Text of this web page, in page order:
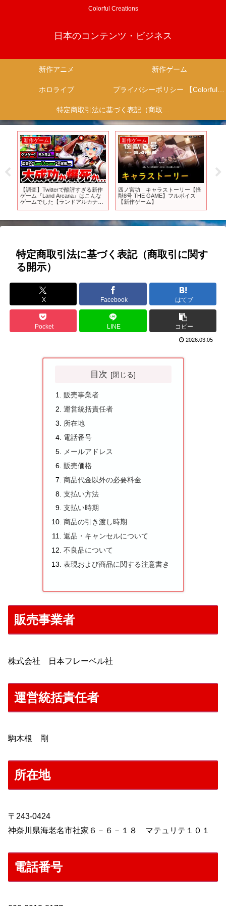
Colorful Creations
日本のコンテンツ・ビジネス
新作アニメ 新作ゲーム
ホロライブ プライバシーポリシー 【Colorful Creation】
特定商取引法に基づく表記（商取引に関する開示）
新作ゲーム
【調査】Twitterで酷評すぎる新作
ゲーム『Land Arcana』はこんな
ゲームでした【ランドアルカナ】
ビス終了】
新作ゲーム
四ノ宮功 キャラストーリー【怪
獣8号 THE GAME】フルボイス
【新作ゲーム】
特定商取引法に基づく表記（商取引に関す
る開示）
X Facebook はてブ
Pocket LINE コピー
2026.03.05
目次
販売事業者
運営統括責任者
所在地
電話番号
メールアドレス
販売価格
商品代金以外の必要料金
支払い方法
支払い時期
商品の引き渡し時期
返品・キャンセルについて
不良品について
表現および商品に関する注意書き
販売事業者
株式会社 日本フレーベル社
運営統括責任者
駒木根 剛
所在地
〒243-0424
神奈川県海老名市社家６－６－１８ マテュリテ１０１
電話番号